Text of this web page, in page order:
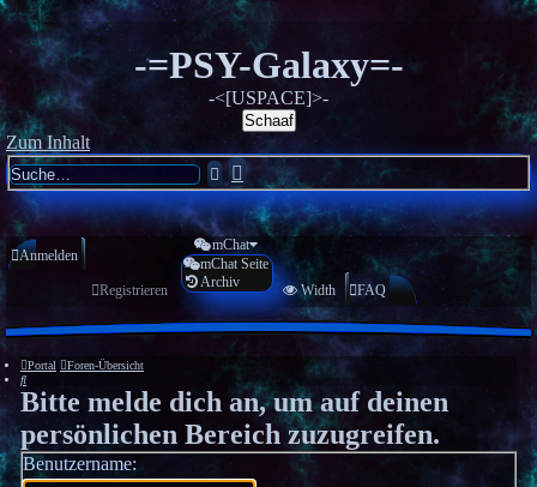
-=PSY-Galaxy=-
-<[USPACE]>-
Schaaf
Zum Inhalt
SucheErweiterte
Suche
Anmelden
Registrieren
mChat
mChat Seite
Archiv
Width FAQ
Portal
Foren-Übersicht
Suche
Bitte melde dich an, um auf deinen
persönlichen Bereich zuzugreifen.
Benutzername: